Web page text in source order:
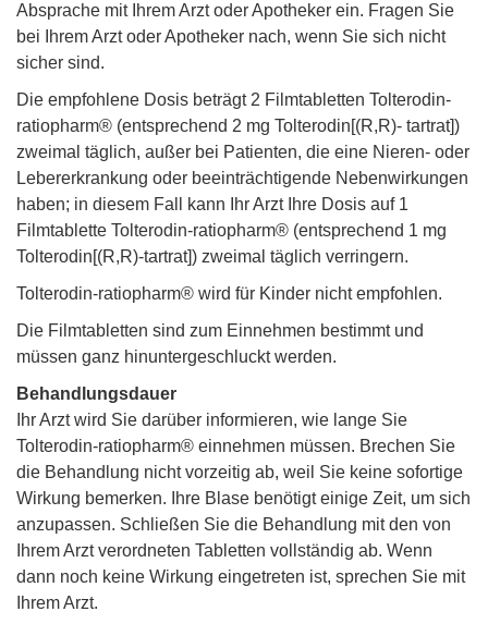
Absprache mit Ihrem Arzt oder Apotheker ein. Fragen Sie
bei Ihrem Arzt oder Apotheker nach, wenn Sie sich nicht
sicher sind.
Die empfohlene Dosis beträgt 2 Filmtabletten Tolterodin-
ratiopharm® (entsprechend 2 mg Tolterodin[(R,R)- tartrat])
zweimal täglich, außer bei Patienten, die eine Nieren- oder
Lebererkrankung oder beeinträchtigende Nebenwirkungen
haben; in diesem Fall kann Ihr Arzt Ihre Dosis auf 1
Filmtablette Tolterodin-ratiopharm® (entsprechend 1 mg
Tolterodin[(R,R)-tartrat]) zweimal täglich verringern.
Tolterodin-ratiopharm® wird für Kinder nicht empfohlen.
Die Filmtabletten sind zum Einnehmen bestimmt und
müssen ganz hinuntergeschluckt werden.
Behandlungsdauer
Ihr Arzt wird Sie darüber informieren, wie lange Sie
Tolterodin-ratiopharm® einnehmen müssen. Brechen Sie
die Behandlung nicht vorzeitig ab, weil Sie keine sofortige
Wirkung bemerken. Ihre Blase benötigt einige Zeit, um sich
anzupassen. Schließen Sie die Behandlung mit den von
Ihrem Arzt verordneten Tabletten vollständig ab. Wenn
dann noch keine Wirkung eingetreten ist, sprechen Sie mit
Ihrem Arzt.